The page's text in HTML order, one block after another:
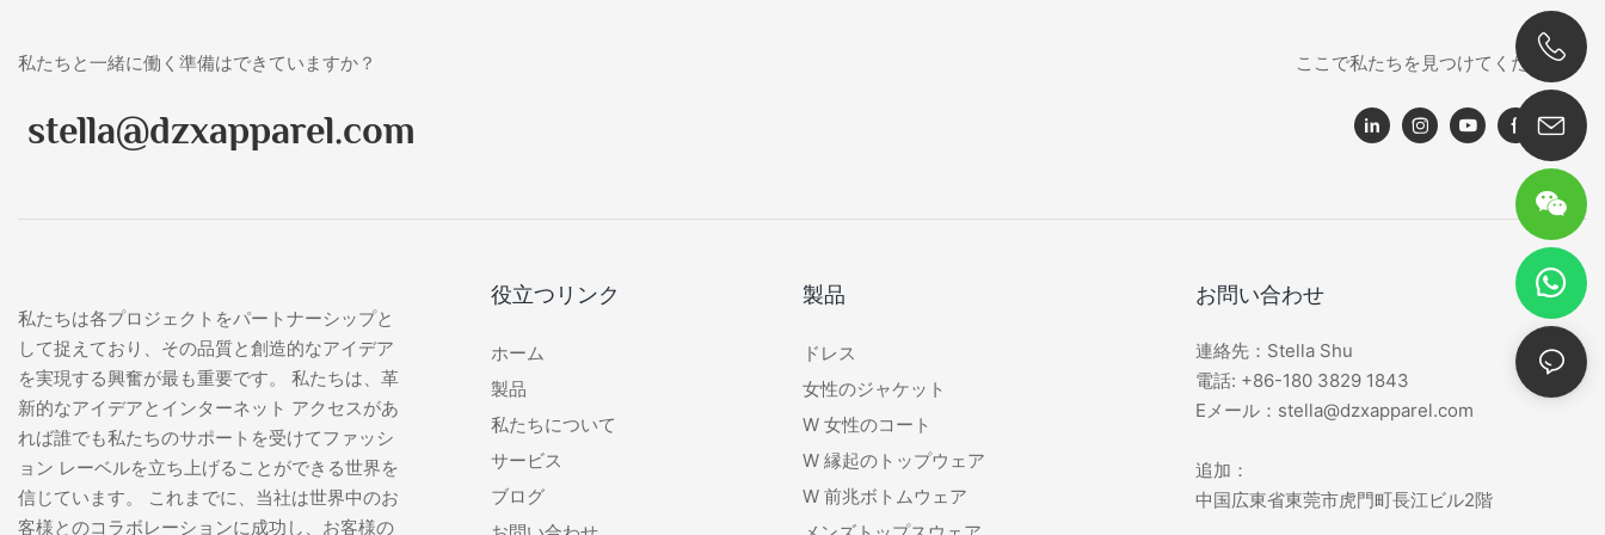
私たちと一緒に働く準備はできていますか？
stella@dzxapparel.com
ここで私たちを見つけてください：
私たちは各プロジェクトをパートナーシップと
して捉えており、その品質と創造的なアイデア
を実現する興奮が最も重要です。 私たちは、革
新的なアイデアとインターネット アクセスがあ
れば誰でも私たちのサポートを受けてファッシ
ョン レーベルを立ち上げることができる世界を
信じています。 これまでに、当社は世界中のお
客様とのコラボレーションに成功し、お客様の
役立つリンク
ホーム
製品
私たちについて
サービス
ブログ
製品
ドレス
女性のジャケット
W 女性のコート
W 縁起のトップウェア
W 前兆ボトムウェア
お問い合わせ
連絡先：Stella Shu
電話: +86-180 3829 1843
Eメール：stella@dzxapparel.com
追加：
中国広東省東莞市虎門町長江ビル2階